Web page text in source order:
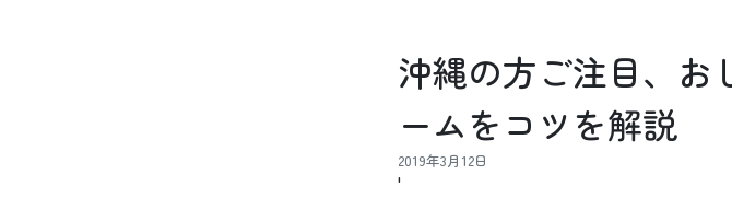
沖縄の方ご注目、お
ームをコツを解説
2019年3月12日
'